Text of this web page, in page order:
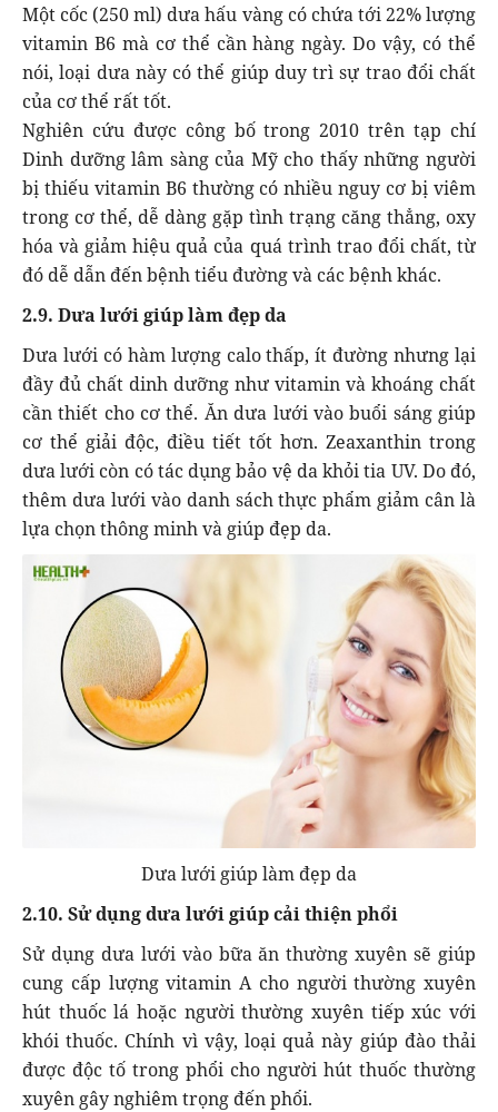
Một cốc (250 ml) dưa hấu vàng có chứa tới 22% lượng
vitamin B6 mà cơ thể cần hàng ngày. Do vậy, có thể
nói, loại dưa này có thể giúp duy trì sự trao đổi chất
của cơ thể rất tốt.
Nghiên cứu được công bố trong 2010 trên tạp chí
Dinh dưỡng lâm sàng của Mỹ cho thấy những người
bị thiếu vitamin B6 thường có nhiều nguy cơ bị viêm
trong cơ thể, dễ dàng gặp tình trạng căng thẳng, oxy
hóa và giảm hiệu quả của quá trình trao đổi chất, từ
đó dễ dẫn đến bệnh tiểu đường và các bệnh khác.
2.9. Dưa lưới giúp làm đẹp da
Dưa lưới có hàm lượng calo thấp, ít đường nhưng lại
đầy đủ chất dinh dưỡng như vitamin và khoáng chất
cần thiết cho cơ thể. Ăn dưa lưới vào buổi sáng giúp
cơ thể giải độc, điều tiết tốt hơn. Zeaxanthin trong
dưa lưới còn có tác dụng bảo vệ da khỏi tia UV. Do đó,
thêm dưa lưới vào danh sách thực phẩm giảm cân là
lựa chọn thông minh và giúp đẹp da.
Dưa lưới giúp làm đẹp da
2.10. Sử dụng dưa lưới giúp cải thiện phổi
Sử dụng dưa lưới vào bữa ăn thường xuyên sẽ giúp
cung cấp lượng vitamin A cho người thường xuyên
hút thuốc lá hoặc người thường xuyên tiếp xúc với
khói thuốc. Chính vì vậy, loại quả này giúp đào thải
được độc tố trong phổi cho người hút thuốc thường
xuyên gây nghiêm trọng đến phổi.